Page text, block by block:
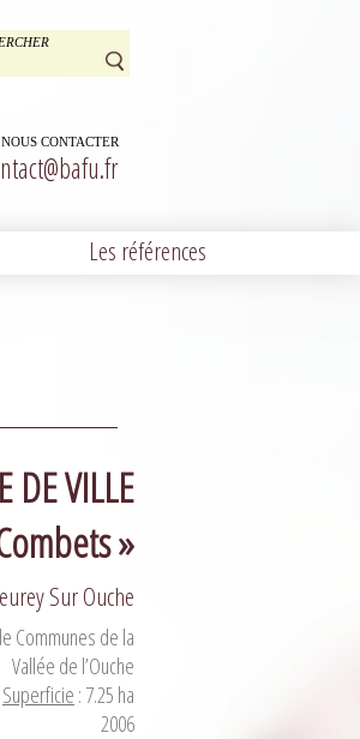
NOUS CONTACTER
Les références
DE VILLE
»
Sur Ouche
Communes de la
Vallée de l’Ouche
Superficie : 7.25 ha
2006